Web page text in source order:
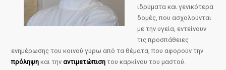
ιδρύματα και γενικότερα
δομές, που ασχολούνται
με την υγεία, εντείνουν
τις προσπάθειες
ενημέρωσης του κοινού γύρω από τα θέματα, που αφορούν την
πρόληψη και τηναντιμετώπιση του καρκίνου του μαστού.